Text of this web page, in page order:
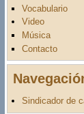
Vocabulario
Video
Música
Contacto
Sindicador de